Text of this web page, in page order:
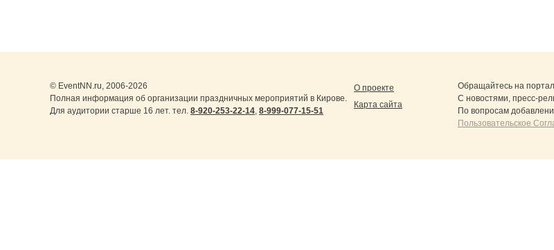
© EventNN.ru, 2006-2026
Полная информация об организации праздничных мероприятий в Кирове.
Для аудитории старше 16 лет. тел. 8-920-253-22-14, 8-999-077-15-51
О проекте
Карта сайта
Обращайтесь на портал
С новостями, пресс-
По вопросам
Пользовательское